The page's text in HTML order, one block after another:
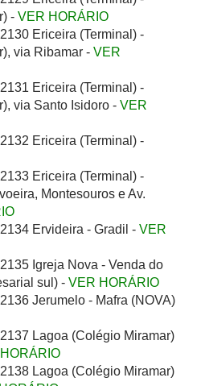
- VER HORÁRIO
Ericeira (Terminal) -
via Ribamar - VER
Ericeira (Terminal) -
via Santo Isidoro - VER
Ericeira (Terminal) -
Ericeira (Terminal) -
Montesouros e Av.
Ervideira - Gradil - VER
Igreja Nova - Venda do
sul) - VER HORÁRIO
Jerumelo - Mafra (NOVA)
Lagoa (Colégio Miramar)
Lagoa (Colégio Miramar)